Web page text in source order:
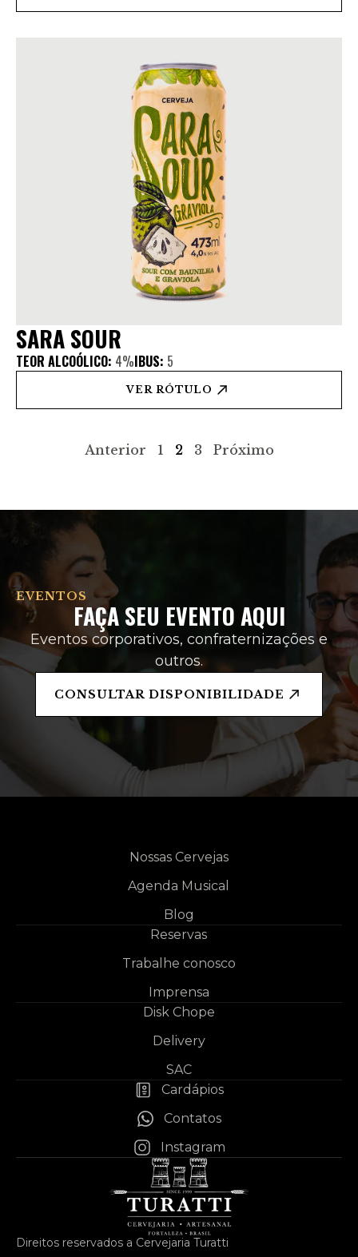
SARA SOUR
TEOR ALCOÓLICO: 4%IBUS: 5
VER RÓTULO
Anterior 1 2 3 Próximo
EVENTOS
FAÇA SEU EVENTO AQUI
Eventos corporativos, confraternizações e
outros.
CONSULTAR DISPONIBILIDADE
Nossas Cervejas
Agenda Musical
Blog
Reservas
Trabalhe conosco
Imprensa
Disk Chope
Delivery
SAC
Cardápios
Contatos
Instagram
Direitos reservados a Cervejaria Turatti